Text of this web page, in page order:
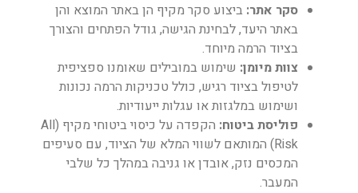
סקר אתר: ביצוע סקר מקיף הן באתר המוצא והן
באתר היעד, לבחינת הגישה, גודל הפתחים והצורך
בציוד הרמה מיוחד.
צוות מיומן: שימוש במובילים שאומנו ספציפית
לטיפול בציוד רגיש, כולל טכניקות הרמה נכונות
ושימוש במלגזות או עגלות ייעודיות.
פוליסת ביטוח:
הקפדה על כיסוי ביטוחי מקיף (All
Risk) המותאם לשווי המלא של הציוד, עם סעיפים
המכסים נזק, אובדן או גניבה במהלך כל שלבי
המעבר.